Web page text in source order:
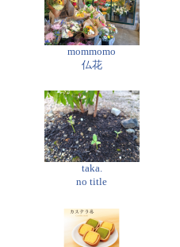
mommomo
仏花
taka.
no title